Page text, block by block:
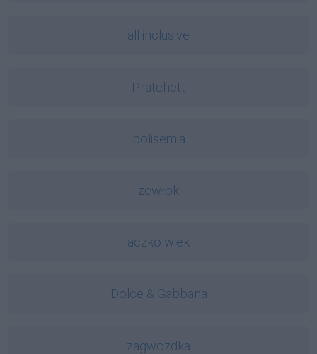
all inclusive
Pratchett
polisemia
zewłok
aczkolwiek
Dolce & Gabbana
zagwozdka